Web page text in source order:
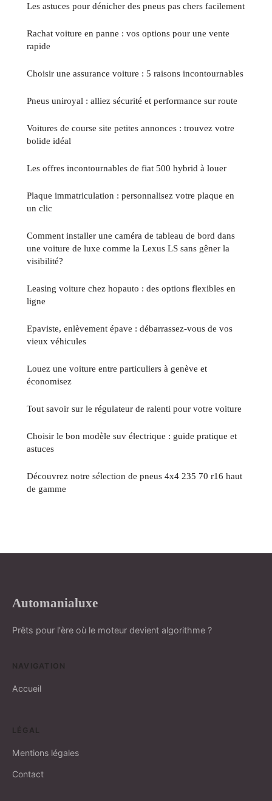
Les astuces pour dénicher des pneus pas chers facilement
Rachat voiture en panne : vos options pour une vente
rapide
Choisir une assurance voiture : 5 raisons incontournables
Pneus uniroyal : alliez sécurité et performance sur route
Voitures de course site petites annonces : trouvez votre
bolide idéal
Les offres incontournables de fiat 500 hybrid à louer
Plaque immatriculation : personnalisez votre plaque en
un clic
Comment installer une caméra de tableau de bord dans
une voiture de luxe comme la Lexus LS sans gêner la
visibilité?
Leasing voiture chez hopauto : des options flexibles en
ligne
Epaviste, enlèvement épave : débarrassez-vous de vos
vieux véhicules
Louez une voiture entre particuliers à genève et
économisez
Tout savoir sur le régulateur de ralenti pour votre voiture
Choisir le bon modèle suv électrique : guide pratique et
astuces
Découvrez notre sélection de pneus 4x4 235 70 r16 haut
de gamme
Automanialuxe
Prêts pour l'ère où le moteur devient algorithme ?
NAVIGATION
Accueil
LÉGAL
Mentions légales
Contact